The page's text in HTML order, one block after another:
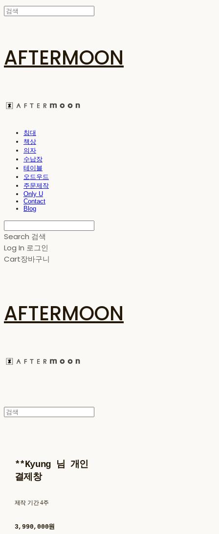
AFTERMOON
침대
책상
의자
수납장
테이블
오드우드
주문제작
Only U
Contact
Blog
Search 검색
Log In 로그인
Cart장바구니
AFTERMOON
**Kyung 님 개인
결제창
제작 기간 4주
3,990,000원